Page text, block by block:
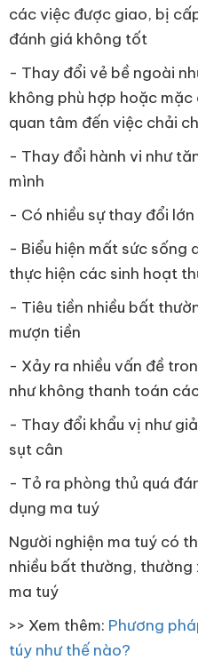
các việc được giao, bị
đánh giá không tốt
- Thay đổi vẻ bề ngoài
không phù hợp hoặc
quan tâm đến việc chải
- Thay đổi hành vi như
mình
- Có nhiều sự thay đổi
- Biểu hiện mất sức sống
thực hiện các sinh hoạt
- Tiêu tiền nhiều bất
mượn tiền
- Xảy ra nhiều vấn đề
như không thanh toán
- Thay đổi khẩu vị như
sụt cân
- Tỏ ra phòng thủ quá
dụng ma tuý
Người nghiện ma tuý có
nhiều bất thường, thường
ma tuý
>> Xem thêm: Phương
túy như thế nào?